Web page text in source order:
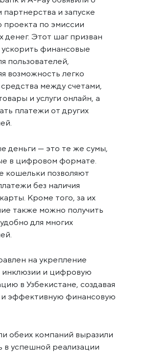
и запуске
проекта по эмиссии
денег. Этот шаг призван
финансовые
пользователей,
возможность легко
между счетами,
и услуги онлайн, а
платежи от других
деньги — это те же сумы,
в цифровом формате.
кошельки позволяют
без наличия
Кроме того, за их
также можно получить
для многих
на укрепление
и цифровую
в Узбекистане, создавая
и эффективную финансовую
обеих компаний выразили
в успешной реализации